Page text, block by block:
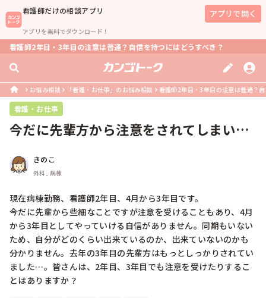
看護師だけの相談アプリ
アプリを無料でダウンロード！
アプリで開く
看護師2年目・3年目の注意は普通？自信を持つにはどうすべき？
お悩み相談 「看護・お仕事」のお悩み相談 看護師2年目・3年目の注意は普通？
看護・お仕事
今だに先輩方から注意をされてしまいま
きのこ
外科, 病棟
現在病棟勤務、看護師2年目、4月から3年目です。
今だに先輩から些細なことですが注意を受けることもあり、4月
から3年目としてやっていける自信がありません。同期もいない
ため、自分がどのくらい出来ているのか、出来ていないのかも
分かりません。去年の3年目の先輩方はもっとしっかりされてい
ました…。皆さんは、2年目、3年目でも注意を受けたりするこ
とはありますか？